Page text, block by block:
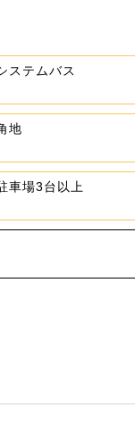
ステムバス
地
車場3台以上